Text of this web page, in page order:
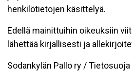
henkilötietojen käsittelyä.
Edellä mainittuihin oikeuksiin
lähettää kirjallisesti ja
Sodankylän Pallo ry / Tietosuoja